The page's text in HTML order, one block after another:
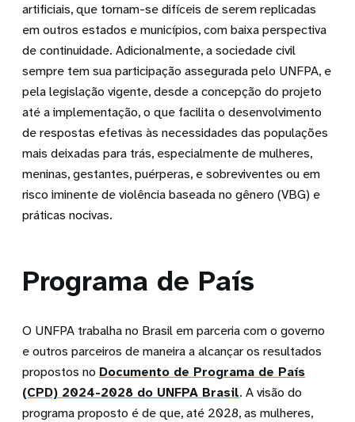
artificiais, que tornam-se difíceis de serem replicadas
em outros estados e municípios, com baixa perspectiva
de continuidade. Adicionalmente, a sociedade civil
sempre tem sua participação assegurada pelo UNFPA, e
pela legislação vigente, desde a concepção do projeto
até a implementação, o que facilita o desenvolvimento
de respostas efetivas às necessidades das populações
mais deixadas para trás, especialmente de mulheres,
meninas, gestantes, puérperas, e sobreviventes ou em
risco iminente de violência baseada no gênero (VBG) e
práticas nocivas.
Programa de País
O UNFPA trabalha no Brasil em parceria com o governo
e outros parceiros de maneira a alcançar os resultados
propostos no Documento de Programa de País
(CPD) 2024-2028 do UNFPA Brasil. A visão do
programa proposto é de que, até 2028, as mulheres,